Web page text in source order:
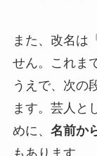
また、改名は
せん。これま
うえで、次の
ます。芸人と
めに、 名前か
もあります。